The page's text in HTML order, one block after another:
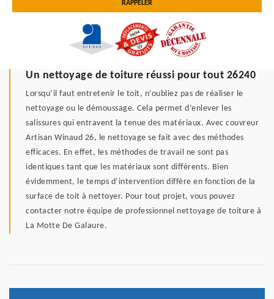
Un nettoyage de toiture réussi pour tout 26240
Lorsqu’il faut entretenir le toit, n’oubliez pas de réaliser le
nettoyage ou le démoussage. Cela permet d’enlever les
salissures qui entravent la tenue des matériaux. Avec couvreur
Artisan Winaud 26, le nettoyage se fait avec des méthodes
efficaces. En effet, les méthodes de travail ne sont pas
identiques tant que les matériaux sont différents. Bien
évidemment, le temps d’intervention diffère en fonction de la
surface de toit à nettoyer. Pour tout projet, vous pouvez
contacter notre équipe de professionnel nettoyage de toiture à
La Motte De Galaure.